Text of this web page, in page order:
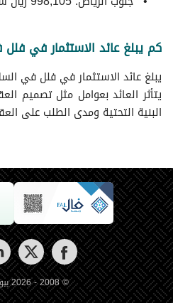
كم يبلغ عائد الاستثمار في
يتأثر العائد بعوامل مثل تصميم
البنية التحتية ومدى الطلب على
© 2008 - 2026 بيوت السعودية